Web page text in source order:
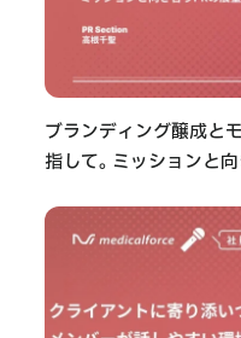
ブランディング醸成と
指して。ミッションと